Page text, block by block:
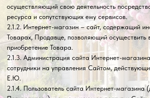
аннотации, статьи, иллюстрации, обложки, графические, текстовые,
фотографические, производные, составные и иные произведения,
пользовательские интерфейсы, визуальные интерфейсы, названия
товарных знаков, логотипы, программы для ЭВМ, базы данных, а
также дизайн, структура, выбор, координация, внешний вид, общий
стиль и расположение данного Содержания, входящего в состав
Сайта и другие объекты интеллектуальной собственности все
вместе и/или по отдельности, содержащиеся на сайте Интернет-
магазина.
3. ПРЕДМЕТ СОГЛАШЕНИЯ
3.1. Предметом настоящего Соглашения является предоставление
Пользователю Интернет-магазина доступа к содержащимся на
Сайте Товарам и оказываемым услугам.